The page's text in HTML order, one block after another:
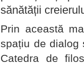
sănătății
Prin această
spațiu de dialog
Catedra de